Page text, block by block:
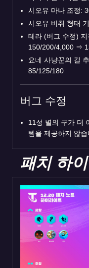
시오유 마나 조정:
시오유 비취 형태
테라 (버그 수정)
150/200/4,000 ⇒
요네 사냥꾼의 길
85/125/180
버그 수정
11성 별의 구가 더
템을 제공하지 않습
패치 하